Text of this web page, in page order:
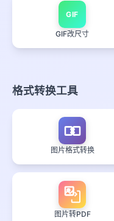
GIF
GIF改尺寸
格式转换工具
图片格式转换
图片转PDF